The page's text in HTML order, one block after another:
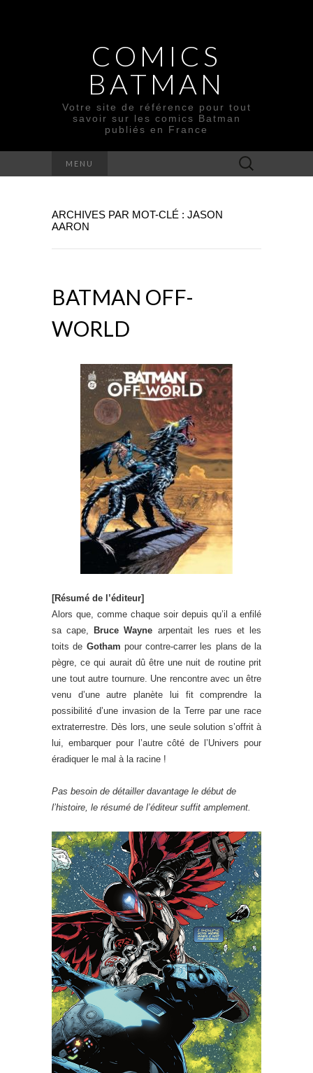
COMICS
BATMAN
Votre site de référence pour tout
savoir sur les comics Batman
publiés en France
MENU Rechercher :
ARCHIVES PAR MOT-CLÉ : JASON
AARON
BATMAN OFF-
WORLD
[Résumé de l’éditeur]
Alors que, comme chaque soir depuis qu’il a enfilé
sa cape,
Bruce Wayne arpentait les rues et les
toits de Gotham pour contre-carrer les plans de la
pègre, ce qui aurait dû être une nuit de routine prit
une tout autre tournure. Une rencontre avec un être
venu d’une autre planète lui fit comprendre la
possibilité d’une invasion de la Terre par une race
extraterrestre. Dès lors, une seule solution s’offrit à
lui, embarquer pour l’autre côté de l’Univers pour
éradiquer le mal à la racine !
Pas besoin de détailler davantage le début de
l’histoire, le résumé de l’éditeur suffit amplement.